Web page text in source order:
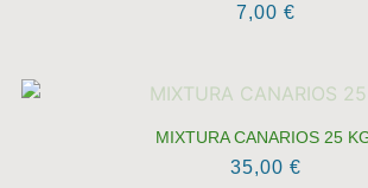
7,00 €
MIXTURA CANARIOS 25
35,00 €